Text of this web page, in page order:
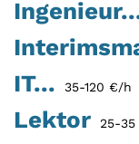
IT... 35-120 €/h
Lektor 25-